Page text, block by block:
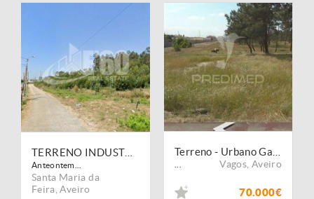
Anteontem...
Santa Maria da
Feira ,Aveiro
Vagos Aveiro
70.000€